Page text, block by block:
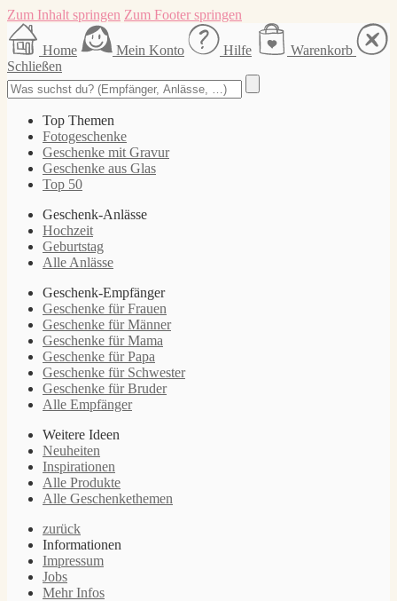
Zum Inhalt springen Zum Footer springen
Home Mein Konto Hilfe
Warenkorb
Schließen
Top Themen
Fotogeschenke
Geschenke mit Gravur
Geschenke aus Glas
Top 50
Geschenk-Anlässe
Hochzeit
Geburtstag
Alle Anlässe
Geschenk-Empfänger
Geschenke für Frauen
Geschenke für Männer
Geschenke für Mama
Geschenke für Papa
Geschenke für Schwester
Geschenke für Bruder
Alle Empfänger
Weitere Ideen
Neuheiten
Inspirationen
Alle Produkte
Alle Geschenkethemen
zurück
Informationen
Impressum
Jobs
Mehr Infos